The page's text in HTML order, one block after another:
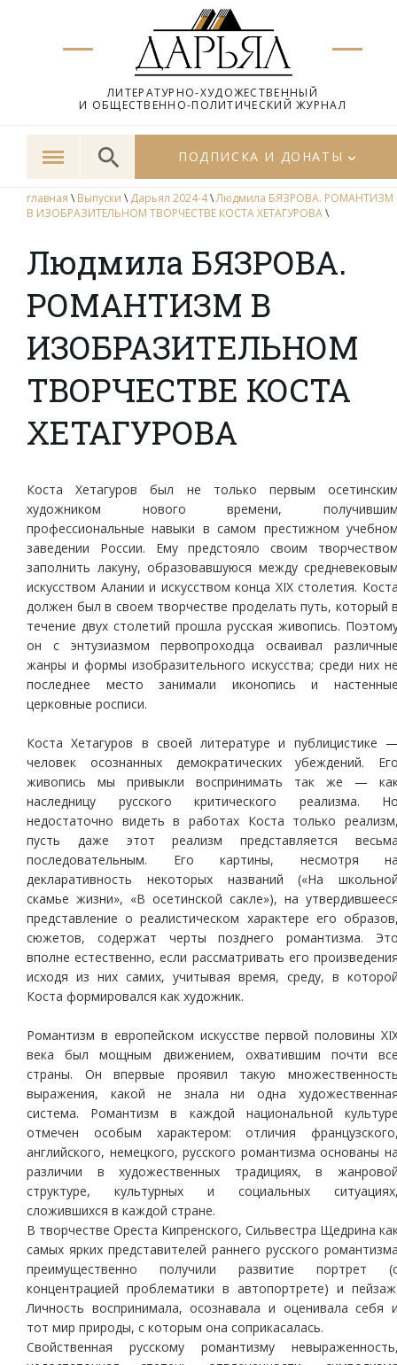
ЛИТЕРАТУРНО-ХУДОЖЕСТВЕННЫЙ
И ОБЩЕСТВЕННО-ПОЛИТИЧЕСКИЙ ЖУРНАЛ
ПОДПИСКА И ДОНАТЫ
главная \ Выпуски \ Дарьял 2024-4\Людмила БЯЗРОВА. РОМАНТИЗМ
В ИЗОБРАЗИТЕЛЬНОМ ТВОРЧЕСТВЕ КОСТА ХЕТАГУРОВА\
Людмила БЯЗРОВА.
РОМАНТИЗМ В
ИЗОБРАЗИТЕЛЬНОМ
ТВОРЧЕСТВЕ КОСТА
ХЕТАГУРОВА
Коста Хетагуров был не только первым
художником нового времени,
профессиональные навыки в самом престижном
заведении России. Ему предстояло своим
заполнить лакуну, образовавшуюся между
искусством Алании и искусством конца XIX столетия.
должен был в своем творчестве проделать путь, который
течение двух столетий прошла русская живопись.
он с энтузиазмом первопроходца осваивал
жанры и формы изобразительного искусства; среди них
последнее место занимали иконопись и
церковные росписи.
Коста Хетагуров в своей литературе и публицистике
человек осознанных демократических убеждений.
живопись мы привыкли воспринимать так же —
наследницу русского критического реализма.
недостаточно видеть в работах Коста только
пусть даже этот реализм представляется
последовательным. Его картины, несмотря
декларативность некоторых названий («На
скамье жизни», «В осетинской сакле»), на
представление о реалистическом характере его
сюжетов, содержат черты позднего романтизма.
вполне естественно, если рассматривать его
исходя из них самих, учитывая время, среду, в
Коста формировался как художник.
Романтизм в европейском искусстве первой половины
века был мощным движением, охватившим почти
страны. Он впервые проявил такую
выражения, какой не знала ни одна
система. Романтизм в каждой национальной
отмечен особым характером: отличия
английского, немецкого, русского романтизма основаны
различии в художественных традициях, в
структуре, культурных и социальных
сложившихся в каждой стране.
В творчестве Ореста Кипренского, Сильвестра Щедрина
самых ярких представителей раннего русского
преимущественно получили развитие портрет
концентрацией проблематики в автопортрете) и
Личность воспринимала, осознавала и оценивала себя
тот мир природы, с которым она соприкасалась.
Свойственная русскому романтизму